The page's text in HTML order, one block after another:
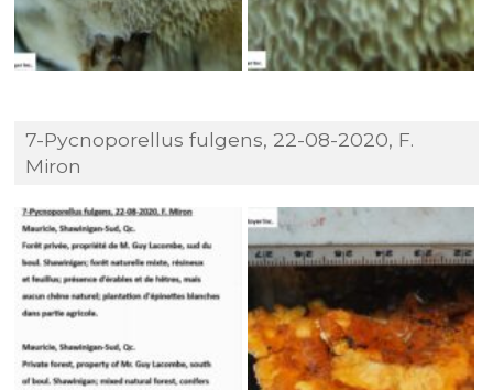
7-Pycnoporellus fulgens, 22-08-2020, F.
Miron